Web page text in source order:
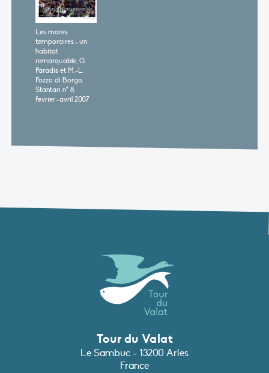
Les mares
temporaires : un
habitat
remarquable, G.
Paradis et M.-L.
Pozzo di Borgo,
Stantari n° 8,
février–avril 2007
Tour du Valat
Le Sambuc - 13200 Arles
France